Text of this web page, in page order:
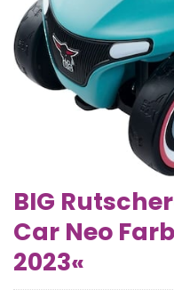
BIG
Car Neo
2023«